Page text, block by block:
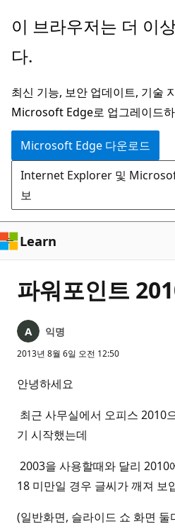
주
콘
츠
로
건
너
뛰
기
이 브라우저는 더 이
다.
최신 기능, 보안 업데이트, 기술
Microsoft Edge로 업그레이드
Microsoft Edge 다운로드
Internet Explorer 및
보
Learn
파워포인트
익명
2013년 8월 6일 오전 12:50
안녕하세요
최근 사무실에서 오피스 2010
기 시작했는데
2003을 사용할때와 달리 2010
18 미만일 경우 글씨가 깨져 보
(일반화면, 슬라이드 쇼 화면